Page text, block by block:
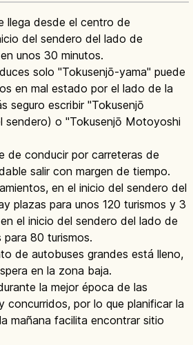
llega desde el centro de
del sendero del lado de
unos 30 minutos.
solo "Tokusenjō-yama" puede
en mal estado por el lado de la
seguro escribir "Tokusenjō
sendero) o "Tokusenjō Motoyoshi
de conducir por carreteras de
salir con margen de tiempo.
en el inicio del sendero del
plazas para unos 120 turismos y 3
el inicio del sendero del lado de
80 turismos.
de autobuses grandes está lleno,
en la zona baja.
la mejor época de las
concurridos, por lo que planificar la
mañana facilita encontrar sitio